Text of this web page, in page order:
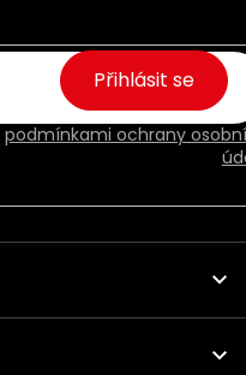
podmínkami ochrany
Přihlásit se